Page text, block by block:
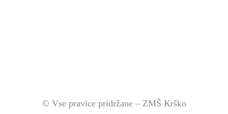
© Vse pravice pridržane – ZMŠ Krško